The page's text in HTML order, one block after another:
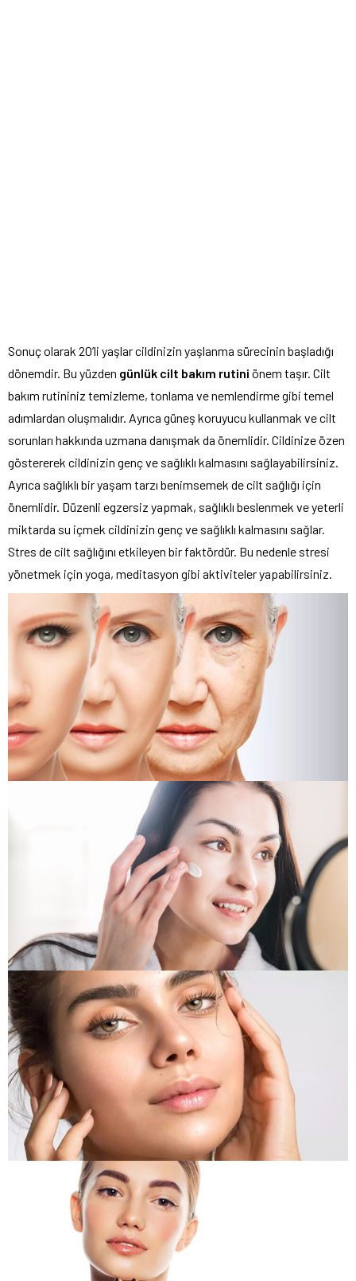
Sonuç olarak 20’li yaşlar cildinizin yaşlanma sürecinin başladığı
dönemdir. Bu yüzden günlük cilt bakım rutini önem taşır. Cilt
bakım rutininiz temizleme, tonlama ve nemlendirme gibi temel
adımlardan oluşmalıdır. Ayrıca güneş koruyucu kullanmak ve cilt
sorunları hakkında uzmana danışmak da önemlidir. Cildinize özen
göstererek cildinizin genç ve sağlıklı kalmasını sağlayabilirsiniz.
Ayrıca sağlıklı bir yaşam tarzı benimsemek de cilt sağlığı için
önemlidir. Düzenli egzersiz yapmak, sağlıklı beslenmek ve yeterli
miktarda su içmek cildinizin genç ve sağlıklı kalmasını sağlar.
Stres de cilt sağlığını etkileyen bir faktördür. Bu nedenle stresi
yönetmek için yoga, meditasyon gibi aktiviteler yapabilirsiniz.